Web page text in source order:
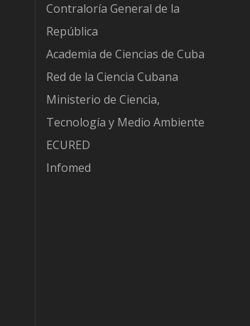
Contraloría General de la
República
Academia de Ciencias de Cuba
Red de la Ciencia Cubana
Ministerio de Ciencia,
Tecnología y Medio Ambiente
ECURED
Infomed